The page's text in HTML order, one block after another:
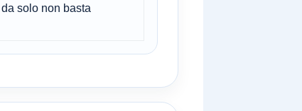
da solo non basta